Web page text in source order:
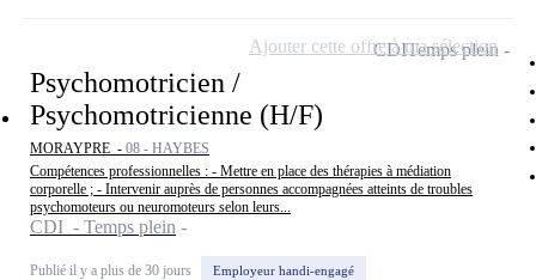
Psychomotricien /
Psychomotricienne (H/F)
MORAYPRE - 08 - HAYBES
Compétences professionnelles : - Mettre en place des thérapies à médiation
corporelle ; - Intervenir auprès de personnes accompagnées atteints de troubles
psychomoteurs ou neuromoteurs selon leurs...
CDI - Temps plein
Publié il y a plus de 30 jours Employeur handi-engagé
CDITemps plein
Ajouter cette offre à ma sélection